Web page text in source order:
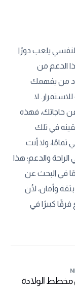
يلعب دورًا
الدعم من
من يفهمك
لا
حاجاتك، فهذه
في تلك
ولا أنت
والدعم؛ هذا
في البحث عن
وأمان، لأن
كبيرًا في
مخطط الولادة